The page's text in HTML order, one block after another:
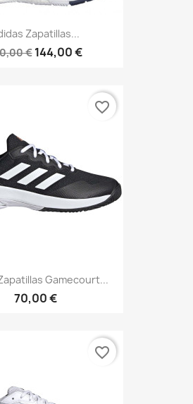
Zapatillas...
€ 144,00 €
Gamecourt...
70,00 €
favorite_border
favorite_border